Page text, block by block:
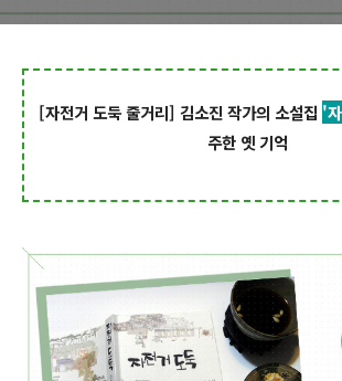
[자전거 도둑 줄거리] 김소진 작가의 소설집 '
주한 옛 기억